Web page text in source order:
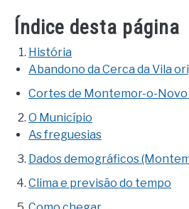
Índice desta página
História
Abandono da Cerca da Vila
Cortes de Montemor-o-Novo
O Município
As freguesias
Dados demográficos
Clima e previsão do tempo